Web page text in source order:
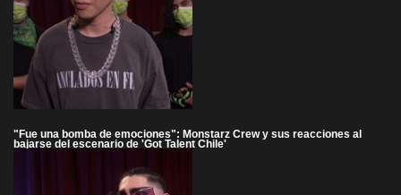
"Fue una bomba de emociones": Monstarz Crew y sus reacciones al
bajarse del escenario de 'Got Talent Chile'